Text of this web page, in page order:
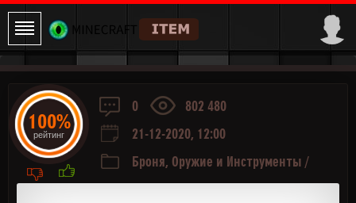
0
802 480
21-12-2020, 12:00
Броня, Оружие и Инструменты /
100%
рейтинг